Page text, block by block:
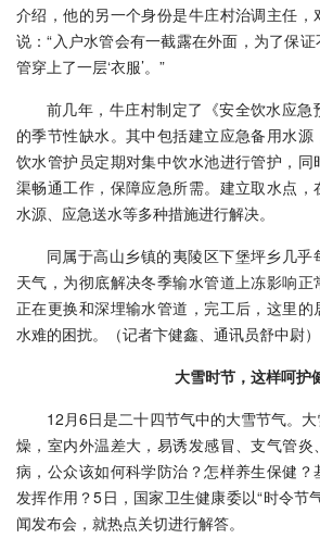
介绍，他的另一个身份是牛庄村治调主任
说：“入户水管会有一截露在外面，为了保
管穿上了一层‘衣服’。”
前几年，牛庄村制定了《安全饮水应
的季节性缺水。其中包括建立应急备用水
饮水管护员定期对集中饮水池进行管护，同
渠畅通工作，保障应急所需。建立取水点
水源、应急送水等多种措施进行解决。
同属于高山乡镇的夷陵区下堡坪乡几
天气，为彻底解决冬季输水管道上冻影响
正在更换和深埋输水管道，完工后，这里的
水难的困扰。（记者卞健鑫、通讯员舒中尉）
大雪时节，这样呵护
12月6日是二十四节气中的大雪节气。
燥，室内外温差大，易诱发感冒、支气管
病，公众该如何科学防治？怎样养生保健
发挥作用？5日，国家卫生健康委以“时令节
闻发布会，就热点关切进行解答。